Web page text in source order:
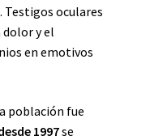
oculares
y el
en emotivos
población fue
1997se